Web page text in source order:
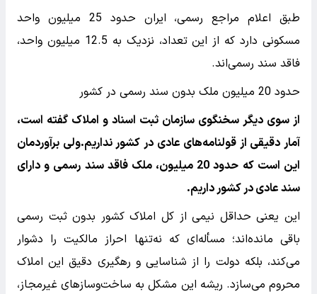
طبق اعلام مراجع رسمی، ایران حدود 25 میلیون واحد
مسکونی دارد که از این تعداد، نزدیک به 12.5 میلیون واحد،
فاقد سند رسمی‌اند.
حدود 20 میلیون ملک بدون سند رسمی در کشور
از سوی دیگر سخنگوی سازمان ثبت اسناد و املاک گفته است،
آمار دقیقی از قولنامه‌های عادی در کشور نداریم.ولی برآوردمان
این است که حدود 20 میلیون، ملک فاقد سند رسمی و دارای
سند عادی در کشور داریم.
این یعنی حداقل نیمی از کل املاک کشور بدون ثبت رسمی
باقی مانده‌اند؛ مسأله‌ای که نه‌تنها احراز مالکیت را دشوار
می‌کند، بلکه دولت را از شناسایی و رهگیری دقیق این املاک
محروم می‌سازد. ریشه این مشکل به ساخت‌وسازهای غیرمجاز،